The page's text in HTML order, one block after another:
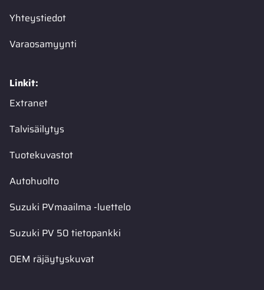
Yhteystiedot
Varaosamyynti
Linkit:
Extranet
Talvisäilytys
Tuotekuvastot
Autohuolto
Suzuki PVmaailma -luettelo
Suzuki PV 50 tietopankki
OEM räjäytyskuvat